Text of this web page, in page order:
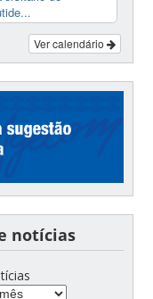
Ver calendário
notícias